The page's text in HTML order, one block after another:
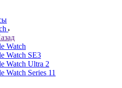
Watch
Watch SE3
Watch Ultra 2
Watch Series 11